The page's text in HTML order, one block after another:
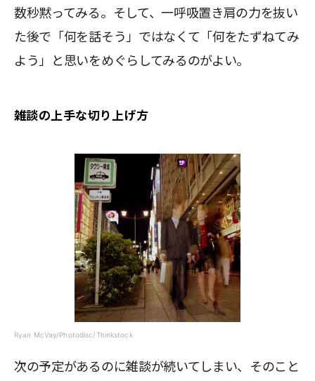
数秒黙ってみる。そして、一呼吸置き肩の力を抜い
た後で「何を話そう」ではなくて「何をたずねてみ
よう」と思いをめぐらしてみるのがよい。
雑談の上手な切り上げ方
Ryan McVay/Photodisc/Thinkstock
次の予定があるのに雑談が続いてしまい、そのこと